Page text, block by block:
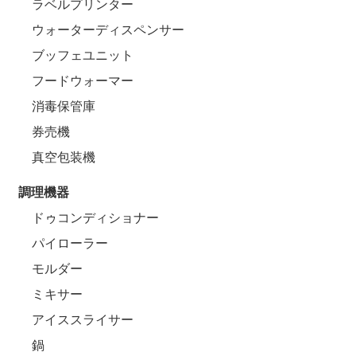
ラベルプリンター
ウォーターディスペンサー
ブッフェユニット
フードウォーマー
消毒保管庫
券売機
真空包装機
調理機器
ドゥコンディショナー
パイローラー
モルダー
ミキサー
アイススライサー
鍋